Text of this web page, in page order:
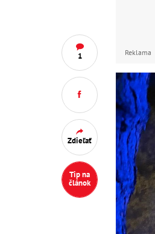
1
Zdieľať
Tip na
článok
Reklama